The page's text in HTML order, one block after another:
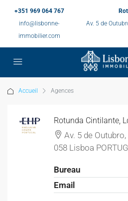
+351 969 064 767
info@lisbonne-
immobilier.com
Av. 5 de
Accueil Agences
Rotunda Cintilante,
Av. 5 de
058 Lisboa
Bureau
Email